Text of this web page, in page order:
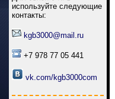
используйте следующие
контакты:
kgb3000@mail.ru
+7 978 77 05 441
vk.com/kgb3000com